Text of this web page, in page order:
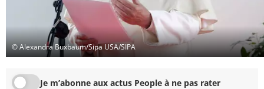
© Alexandra Buxbaum/Sipa USA/SIPA
Je m’abonne aux actus People à ne pas rater